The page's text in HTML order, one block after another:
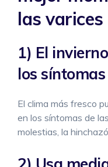
las varices
1) El
los
El clima más fresco
en los síntomas de
molestias, la